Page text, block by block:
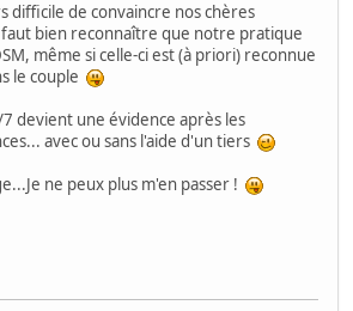
difficile de convaincre nos chères
faut bien reconnaître que notre pratique
même si celle-ci est (à priori) reconnue
le couple
devient une évidence après les
avec ou sans l'aide d'un tiers
ne peux plus m'en passer !